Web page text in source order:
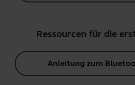
Ressourcen für die
Anleitung zum